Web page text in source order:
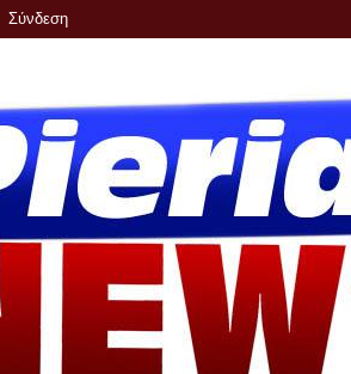
Σύνδεση